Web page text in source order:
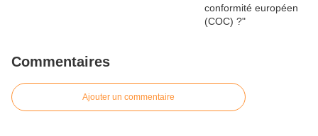
Commentaires
Ajouter un commentaire